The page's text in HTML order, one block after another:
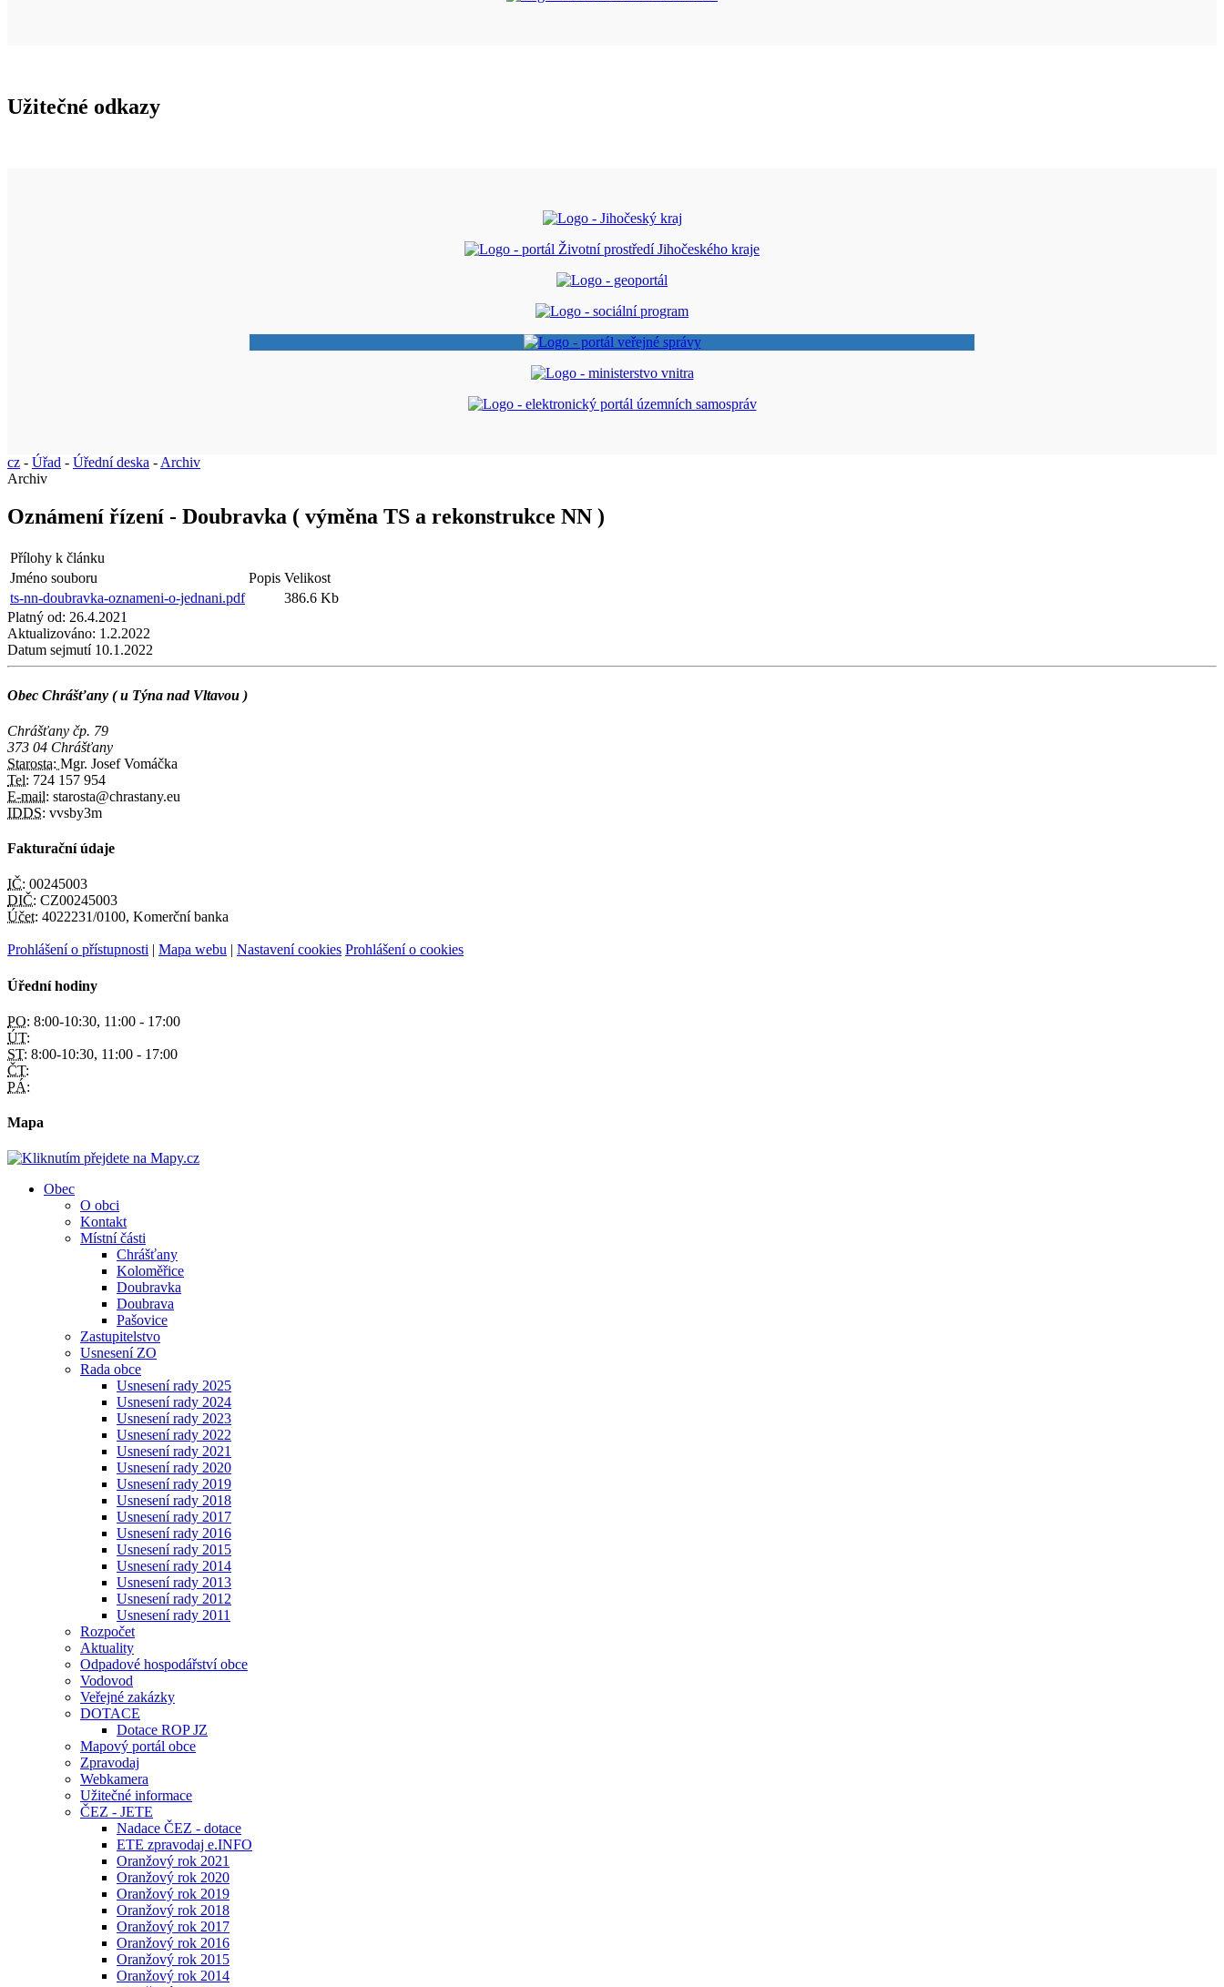
Užitečné odkazy
cz - Úřad - Úřední deska - Archiv
Archiv
Oznámení řízení - Doubravka ( výměna TS a rekonstrukce NN )
Přílohy k článku
Jméno souboru
Popis Velikost
ts-nn-doubravka-oznameni-o-jednani.pdf
386.6 Kb
Platný od: 26.4.2021
Aktualizováno: 1.2.2022
Datum sejmutí10.1.2022
Obec Chrášťany ( u Týna nad Vltavou )
Chrášťany čp. 79
373 04 Chrášťany
Starosta: Mgr. Josef Vomáčka
Tel: 724 157 954
E-mail: starosta@chrastany.eu
IDDS: vvsby3m
Fakturační údaje
IČ: 00245003
DIČ: CZ00245003
Účet: 4022231/0100, Komerční banka
Prohlášení o přístupnosti | Mapa webu | Nastavení cookies Prohlášení o cookies
Úřední hodiny
PO: 8:00-10:30, 11:00 - 17:00
ÚT:
ST: 8:00-10:30, 11:00 - 17:00
ČT:
PÁ:
Mapa
Obec
O obci
Kontakt
Místní části
Chrášťany
Koloměřice
Doubravka
Doubrava
Pašovice
Zastupitelstvo
Usnesení ZO
Rada obce
Usnesení rady 2025
Usnesení rady 2024
Usnesení rady 2023
Usnesení rady 2022
Usnesení rady 2021
Usnesení rady 2020
Usnesení rady 2019
Usnesení rady 2018
Usnesení rady 2017
Usnesení rady 2016
Usnesení rady 2015
Usnesení rady 2014
Usnesení rady 2013
Usnesení rady 2012
Usnesení rady 2011
Rozpočet
Aktuality
Odpadové hospodářství obce
Vodovod
Veřejné zakázky
DOTACE
Dotace ROP JZ
Mapový portál obce
Zpravodaj
Webkamera
Užitečné informace
ČEZ - JETE
Nadace ČEZ - dotace
ETE zpravodaj e.INFO
Oranžový rok 2021
Oranžový rok 2020
Oranžový rok 2019
Oranžový rok 2018
Oranžový rok 2017
Oranžový rok 2016
Oranžový rok 2015
Oranžový rok 2014